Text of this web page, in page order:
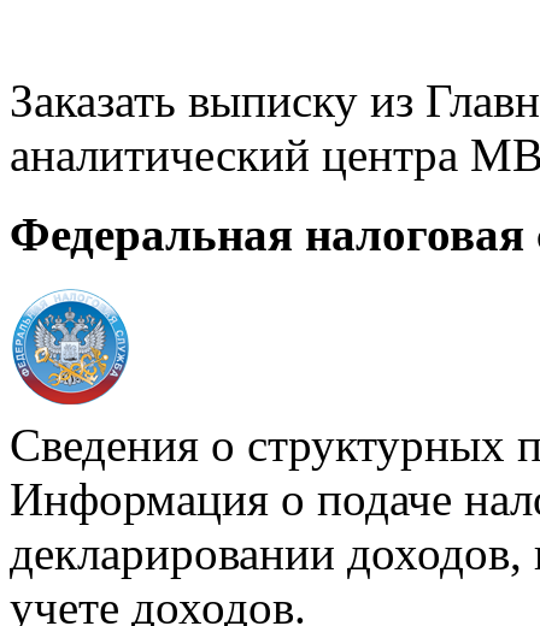
Заказать выписку из
аналитический центра
Федеральная налоговая
Сведения о структурных
Информация о подаче
декларировании доходов,
учете доходов.